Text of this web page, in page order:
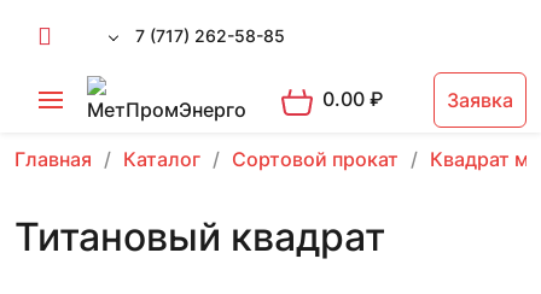
7 (717) 262-58-85
0.00₽ Заявка
Главная Каталог Сортовой прокат Квадрат
Титановый квадрат